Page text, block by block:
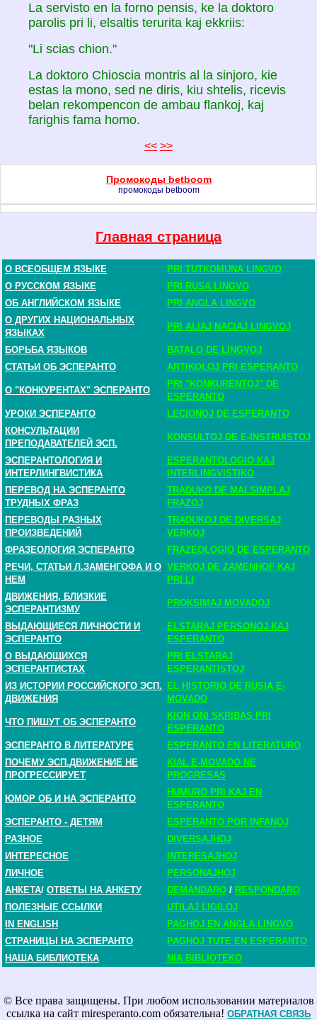
La servisto en la forno pensis, ke la doktoro
parolis pri li, elsaltis terurita kaj ekkriis:
"Li scias chion."
La doktoro Chioscia montris al la sinjoro, kie
estas la mono, sed ne diris, kiu shtelis, ricevis
belan rekompencon de ambau flankoj, kaj
farighis fama homo.
<< >>
Промокоды betboom
промокоды betboom
Главная страница
О ВСЕОБЩЕМ ЯЗЫКЕ
PRI TUTKOMUNA LINGVO
О РУССКОМ ЯЗЫКЕ
PRI RUSA LINGVO
ОБ АНГЛИЙСКОМ ЯЗЫКЕ
PRI ANGLA LINGVO
О ДРУГИХ НАЦИОНАЛЬНЫХ
ЯЗЫКАХ
PRI ALIAJ NACIAJ LINGVOJ
БОРЬБА ЯЗЫКОВ
BATALO DE LINGVOJ
СТАТЬИ ОБ ЭСПЕРАНТО
ARTIKOLOJ PRI ESPERANTO
О "КОНКУРЕНТАХ" ЭСПЕРАНТО
PRI "KONKURENTOJ" DE
ESPERANTO
УРОКИ ЭСПЕРАНТО
LECIONOJ DE ESPERANTO
КОНСУЛЬТАЦИИ
ПРЕПОДАВАТЕЛЕЙ ЭСП.
KONSULTOJ DE E-INSTRUISTOJ
ЭСПЕРАНТОЛОГИЯ И
ИНТЕРЛИНГВИСТИКА
ESPERANTOLOGIO KAJ
INTERLINGVISTIKO
ПЕРЕВОД НА ЭСПЕРАНТО
ТРУДНЫХ ФРАЗ
TRADUKO DE MALSIMPLAJ
FRAZOJ
ПЕРЕВОДЫ РАЗНЫХ
ПРОИЗВЕДЕНИЙ
TRADUKOJ DE DIVERSAJ
VERKOJ
ФРАЗЕОЛОГИЯ ЭСПЕРАНТО
FRAZEOLOGIO DE ESPERANTO
РЕЧИ, СТАТЬИ Л.ЗАМЕНГОФА И О
НЕМ
VERKOJ DE ZAMENHOF KAJ
PRI LI
ДВИЖЕНИЯ, БЛИЗКИЕ
ЭСПЕРАНТИЗМУ
PROKSIMAJ MOVADOJ
ВЫДАЮЩИЕСЯ ЛИЧНОСТИ И
ЭСПЕРАНТО
ELSTARAJ PERSONOJ KAJ
ESPERANTO
О ВЫДАЮЩИХСЯ
ЭСПЕРАНТИСТАХ
PRI ELSTARAJ
ESPERANTISTOJ
ИЗ ИСТОРИИ РОССИЙСКОГО ЭСП.
ДВИЖЕНИЯ
EL HISTORIO DE RUSIA E-
MOVADO
ЧТО ПИШУТ ОБ ЭСПЕРАНТО
KION ONI SKRIBAS PRI
ESPERANTO
ЭСПЕРАНТО В ЛИТЕРАТУРЕ
ESPERANTO EN LITERATURO
ПОЧЕМУ ЭСП.ДВИЖЕНИЕ НЕ
ПРОГРЕССИРУЕТ
KIAL E-MOVADO NE
PROGRESAS
ЮМОР ОБ И НА ЭСПЕРАНТО
HUMURO PRI KAJ EN
ESPERANTO
ЭСПЕРАНТО - ДЕТЯМ
ESPERANTO POR INFANOJ
РАЗНОЕ
DIVERSAJHOJ
ИНТЕРЕСНОЕ
INTERESAJHOJ
ЛИЧНОЕ
PERSONAJHOJ
АНКЕТА/ ОТВЕТЫ НА АНКЕТУ DEMANDARO / RESPONDARO
ПОЛЕЗНЫЕ ССЫЛКИ
UTILAJ LIGILOJ
IN ENGLISH
PAGHOJ EN ANGLA LINGVO
СТРАНИЦЫ НА ЭСПЕРАНТО
PAGHOJ TUTE EN ESPERANTO
НАША БИБЛИОТЕКА
NIA BIBLIOTEKO
© Все права защищены. При любом использовании материалов
ссылка на сайт miresperanto.com обязательна! ОБРАТНАЯ СВЯЗЬ